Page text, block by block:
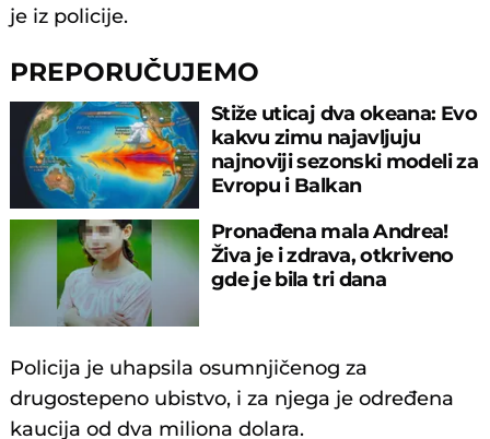
je iz policije.
PREPORUČUJEMO
Stiže uticaj dva okeana: Evo
kakvu zimu najavljuju
najnoviji sezonski modeli za
Evropu i Balkan
Pronađena mala Andrea!
Živa je i zdrava, otkriveno
gde je bila tri dana
Policija je uhapsila osumnjičenog za
drugostepeno ubistvo, i za njega je određena
kaucija od dva miliona dolara.